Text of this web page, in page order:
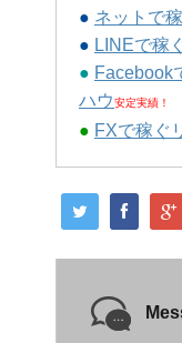
● ネットで
● LINEで稼
● Facebook
ハウ安定実績！
● FXで稼ぐ